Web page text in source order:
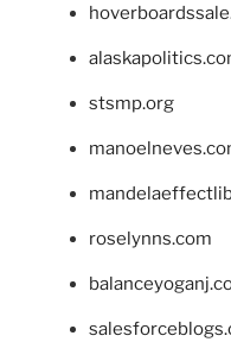
stsmp.org
roselynns.com